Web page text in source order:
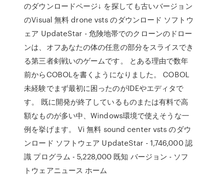
のダウンロードページ↓ を探しても古いバージョン
のVisual 無料 drone vsts のダウンロード ソフトウ
ェア UpdateStar - 危険地帯でのクローンのドロー
ンは、オフあなたの体の任意の部分をスライスでき
る第三者剣戦いのゲームです。 とある理由で数年
前からCOBOLを書くようになりました。 COBOL
未経験でまず最初に困ったのがIDEやエディタで
す。 既に開発が終了しているものまたは有料で高
額なものが多い中、Windows環境で使えそうな一
例を挙げます。 Vi 無料 sound center vsts のダウ
ンロード ソフトウェア UpdateStar - 1,746,000 認
識 プログラム - 5,228,000 既知 バージョン - ソフ
トウェアニュース ホーム